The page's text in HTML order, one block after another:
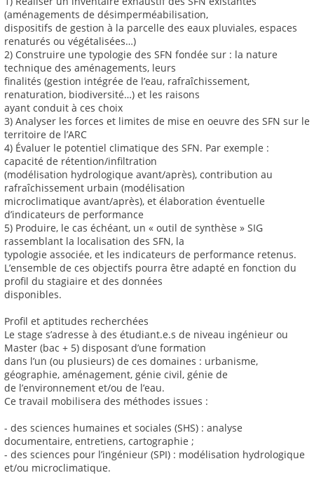
(aménagements de désimperméabilisation,
dispositifs de gestion à la parcelle des eaux pluviales, espaces
renaturés ou végétalisées…)
2) Construire une typologie des SFN fondée sur : la nature
technique des aménagements, leurs
finalités (gestion intégrée de l’eau, rafraîchissement,
renaturation, biodiversité…) et les raisons
ayant conduit à ces choix
3) Analyser les forces et limites de mise en oeuvre des SFN sur le
territoire de l’ARC
4) Évaluer le potentiel climatique des SFN. Par exemple :
capacité de rétention/infiltration
(modélisation hydrologique avant/après), contribution au
rafraîchissement urbain (modélisation
microclimatique avant/après), et élaboration éventuelle
d’indicateurs de performance
5) Produire, le cas échéant, un « outil de synthèse » SIG
rassemblant la localisation des SFN, la
typologie associée, et les indicateurs de performance retenus.
L’ensemble de ces objectifs pourra être adapté en fonction du
profil du stagiaire et des données
disponibles.
Profil et aptitudes recherchées
Le stage s’adresse à des étudiant.e.s de niveau ingénieur ou
Master (bac + 5) disposant d’une formation
dans l’un (ou plusieurs) de ces domaines : urbanisme,
géographie, aménagement, génie civil, génie de
de l’environnement et/ou de l’eau.
Ce travail mobilisera des méthodes issues :
- des sciences humaines et sociales (SHS) : analyse
documentaire, entretiens, cartographie ;
- des sciences pour l’ingénieur (SPI) : modélisation hydrologique
et/ou microclimatique.